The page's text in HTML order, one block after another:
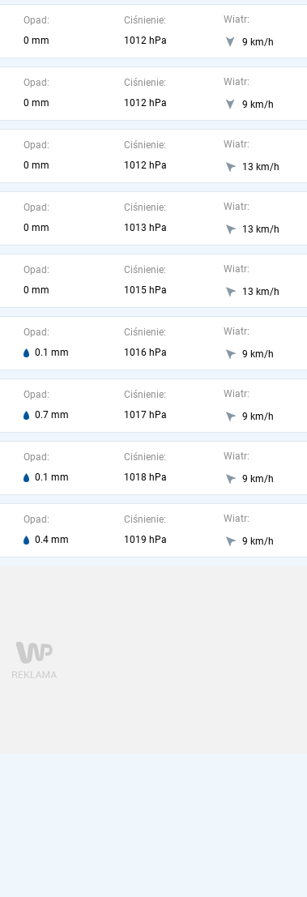
Opad:
0 mm
Ciśnienie:
1012 hPa
Wiatr:
9 km/h
Opad:
0 mm
Ciśnienie:
1012 hPa
Wiatr:
9 km/h
Opad:
0 mm
Ciśnienie:
1012 hPa
Wiatr:
13 km/h
Opad:
0 mm
Ciśnienie:
1013 hPa
Wiatr:
13 km/h
Opad:
0 mm
Ciśnienie:
1015 hPa
Wiatr:
13 km/h
Opad:
0.1 mm
Ciśnienie:
1016 hPa
Wiatr:
9 km/h
Opad:
0.7 mm
Ciśnienie:
1017 hPa
Wiatr:
9 km/h
Opad:
0.1 mm
Ciśnienie:
1018 hPa
Wiatr:
9 km/h
Opad:
0.4 mm
Ciśnienie:
1019 hPa
Wiatr:
9 km/h